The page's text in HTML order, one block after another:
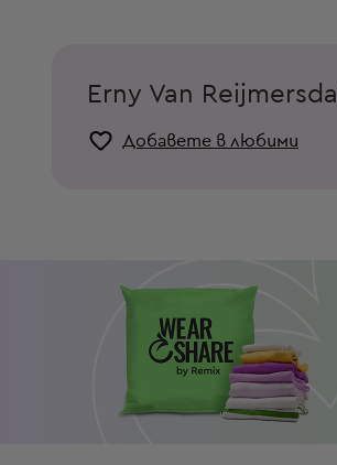
Erny Van Reijmersdal
Добавете в любими